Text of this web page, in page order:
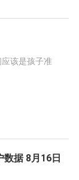
该是孩子准
数据 8月16日